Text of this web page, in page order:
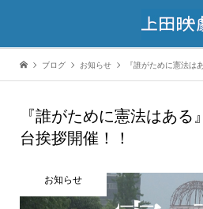
ブログ お知らせ 『誰がために憲法は
『誰がために憲法はある
台挨拶開催！！
お知らせ